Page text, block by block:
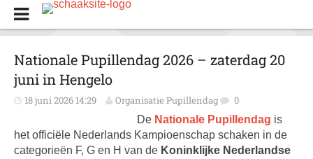
Nationale Pupillendag 2026 – zaterdag 20
juni in Hengelo
18 juni 2026 14:29 Organisatie Pupillendag 0
De Nationale Pupillendag is
het officiële Nederlands Kampioenschap schaken in de
categorieën F, G en H van de Koninklijke Nederlandse